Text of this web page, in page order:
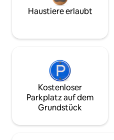
Haustiere erlaubt
Kostenloser
Parkplatz auf dem
Grundstück